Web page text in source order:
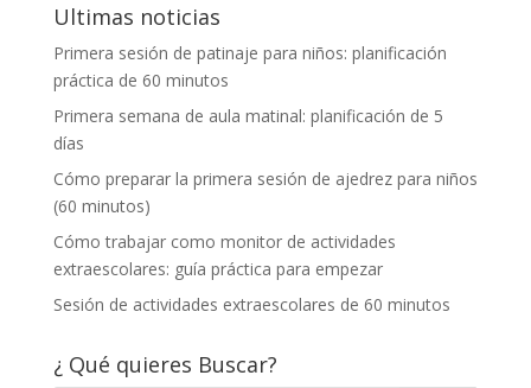
Ultimas noticias
Primera sesión de patinaje para niños: planificación
práctica de 60 minutos
Primera semana de aula matinal: planificación de 5
días
Cómo preparar la primera sesión de ajedrez para niños
(60 minutos)
Cómo trabajar como monitor de actividades
extraescolares: guía práctica para empezar
Sesión de actividades extraescolares de 60 minutos
¿ Qué quieres Buscar?